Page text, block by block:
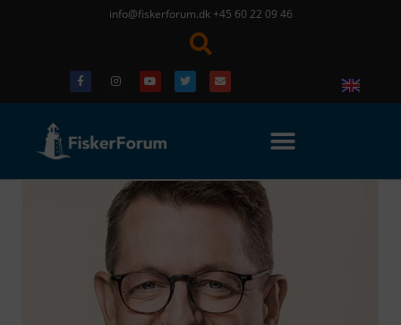
info@fiskerforum.dk +45 60 22 09 46